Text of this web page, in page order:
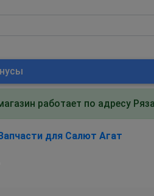
работает по адресу
для Салют Агат